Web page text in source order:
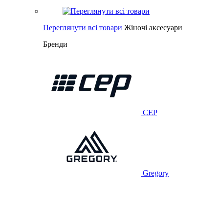
Переглянути всі товари Жіночі аксесуари
Бренди
CEP
Gregory